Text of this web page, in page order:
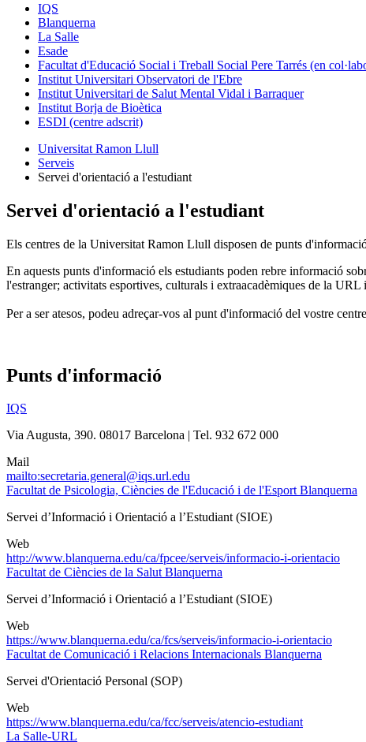
IQS
Blanquerna
La Salle
Esade
Facultat d'Educació Social i Treball Social Pere Tarrés (en
Institut Universitari Observatori de l'Ebre
Institut Universitari de Salut Mental Vidal i Barraquer
Institut Borja de Bioètica
ESDI (centre adscrit)
Universitat Ramon Llull
Serveis
Servei d'orientació a l'estudiant
Servei d'orientació a l'estudiant
Els centres de la Universitat Ramon Llull disposen de punts
En aquests punts d'informació els estudiants poden rebre informació
l'estranger; activitats esportives, culturals i extraacadèmiques de la
Per a ser atesos, podeu adreçar-vos al punt d'informació del vostre
Punts d'informació
IQS
Via Augusta, 390. 08017 Barcelona | Tel. 932 672 000
Mail
mailto:secretaria.general@iqs.url.edu
Facultat de Psicologia, Ciències de l'Educació i de l'Esport Blanquerna
Servei d’Informació i Orientació a l’Estudiant (SIOE)
Web
http://www.blanquerna.edu/ca/fpcee/serveis/informacio-i-orientacio
Facultat de Ciències de la Salut Blanquerna
Servei d’Informació i Orientació a l’Estudiant (SIOE)
Web
https://www.blanquerna.edu/ca/fcs/serveis/informacio-i-orientacio
Facultat de Comunicació i Relacions Internacionals Blanquerna
Servei d'Orientació Personal (SOP)
Web
https://www.blanquerna.edu/ca/fcc/serveis/atencio-estudiant
La Salle-URL